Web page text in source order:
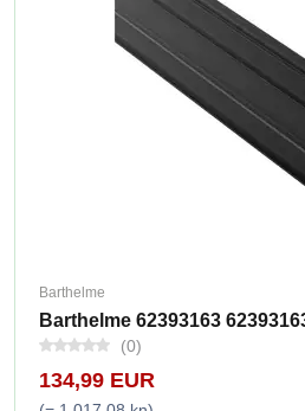
Barthelme
Barthelme 62393163
(0)
134,99 EUR